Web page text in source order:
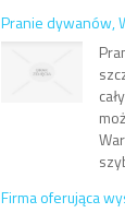
Pranie dywanów,
Firma oferująca